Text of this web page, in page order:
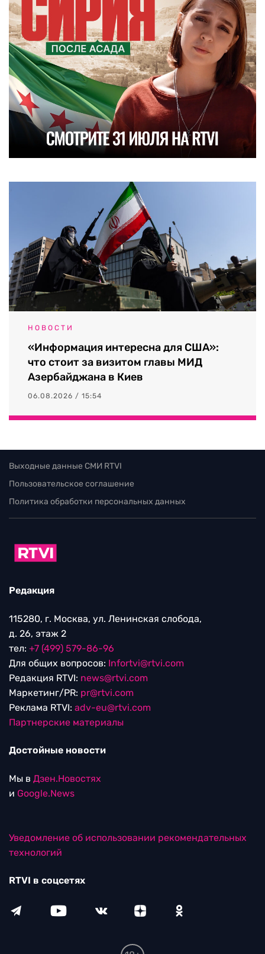
НОВОСТИ
«Информация интересна для США»:
что стоит за визитом главы МИД
Азербайджана в Киев
06.08.2026 / 15:54
Выходные данные СМИ RTVI
Пользовательское соглашение
Политика обработки персональных данных
Редакция
115280, г. Москва, ул. Ленинская слобода,
д. 26, этаж 2
тел: +7 (499) 579-86-96
Для общих вопросов: Infortvi@rtvi.com
Редакция RTVI: news@rtvi.com
Маркетинг/PR: pr@rtvi.com
Реклама RTVI: adv-eu@rtvi.com
Партнерские материалы
Достойные новости
Мы в Дзен.Новостях
и Google.News
Уведомление об использовании рекомендательных
технологий
RTVI в соцсетях